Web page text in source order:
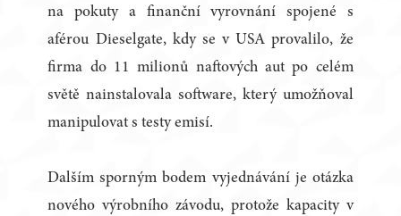
na pokuty a finanční vyrovnání spojené s
aférou Dieselgate, kdy se v USA provalilo, že
firma do 11 milionů naftových aut po celém
světě nainstalovala software, který umožňoval
manipulovat s testy emisí.
Dalším sporným bodem vyjednávání je otázka
nového výrobního závodu, protože kapacity v